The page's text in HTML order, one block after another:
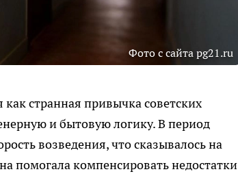
Фото с сайта pg21.ru
странная привычка советских
и бытовую логику. В период
возведения, что сказывалось на
помогала компенсировать недостатки